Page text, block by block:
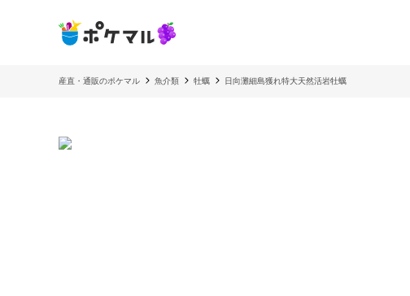
産直・通販のポケマル 魚介類 牡蠣 日向灘細島獲れ特大天然活岩牡蠣